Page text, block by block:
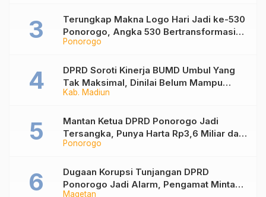
Ponorogo
Terungkap Makna Logo Hari Jadi ke-530
Ponorogo, Angka 530 Bertransformasi
Jadi Sekar Kinanthi
Kab. Madiun
DPRD Soroti Kinerja BUMD Umbul Yang
Tak Maksimal, Dinilai Belum Mampu
Hasilkan PAD
Ponorogo
Mantan Ketua DPRD Ponorogo Jadi
Tersangka, Punya Harta Rp3,6 Miliar dan
Utang Rp1,4 Miliar
Magetan
Dugaan Korupsi Tunjangan DPRD
Ponorogo Jadi Alarm, Pengamat Minta